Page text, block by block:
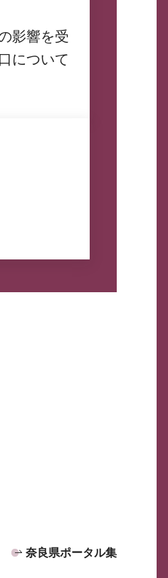
影響を受
について
奈良県ポータル集